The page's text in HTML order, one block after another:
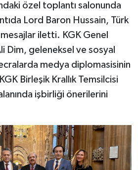
özel toplantı salonunda
Lord Baron Hussain, Türk
iletti. KGK Genel
Dim, geleneksel ve sosyal
medya diplomasisinin
Birleşik Krallık Temsilcisi
işbirliği önerilerini